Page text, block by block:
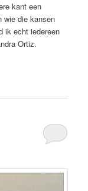
kant een
wie die kansen
ik echt iedereen
Ortiz.